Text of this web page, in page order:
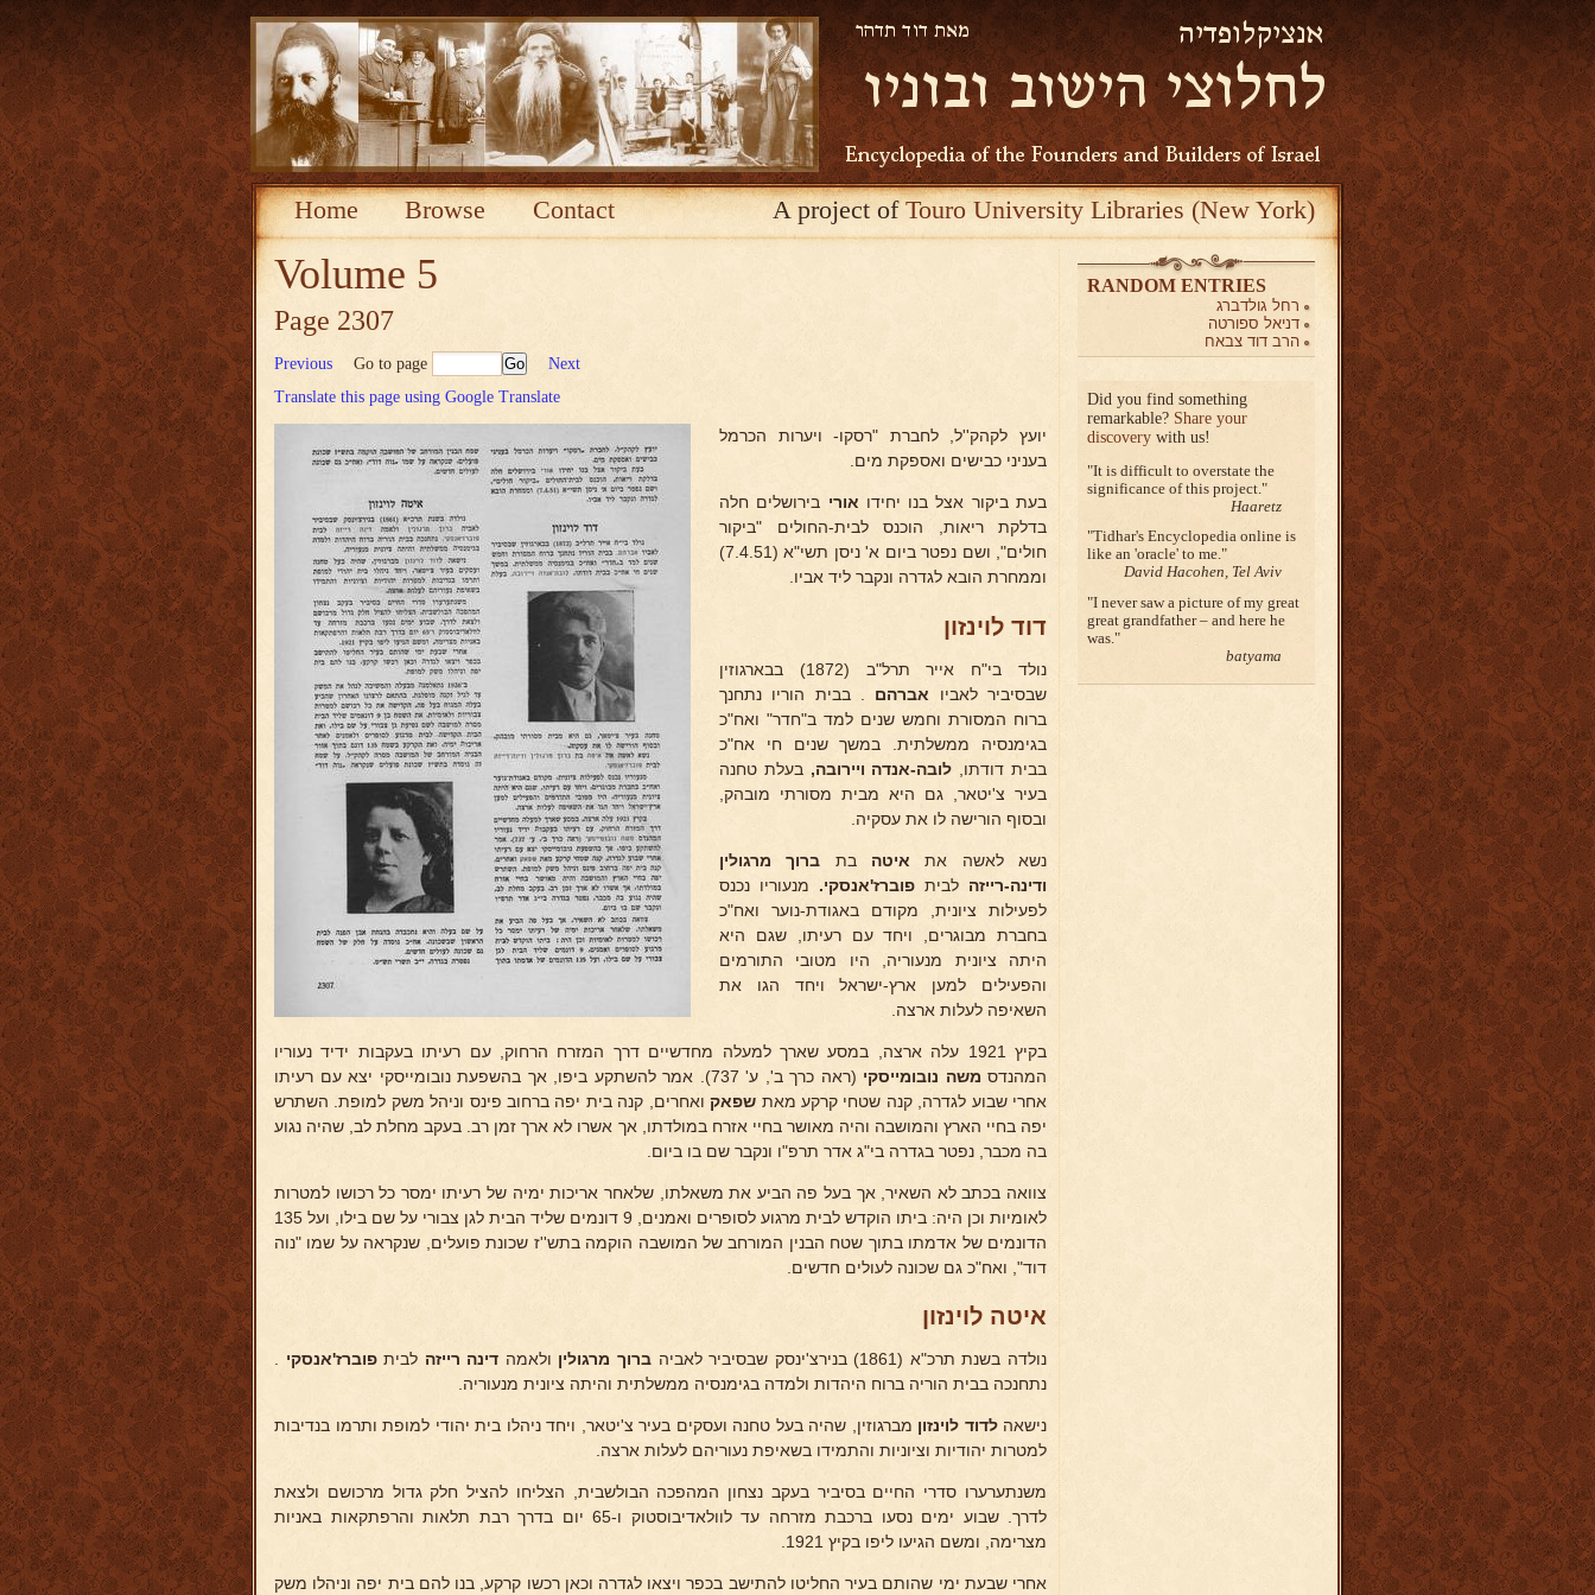
Home Browse Contact A project ofTouro University Libraries (New York)
Volume 5
Page 2307
Previous Go to page
Next
Translate this page using Google Translate
יועץ לקהק''ל, לחברת "רסקו- ויערות הכרמל
בעניני כבישים ואספקת מים.
בעת ביקור אצל בנו יחידו אורי בירושלים חלה
בדלקת ריאות, הוכנס לבית-החולים "ביקור
חולים", ושם נפטר ביום א' ניסן תשי"א (7.4.51)
וממחרת הובא לגדרה ונקבר ליד אביו.
דוד לוינזון
נולד בי"ח אייר תרל"ב (1872) בבארגוזין
שבסיביר לאביו אברהם . בבית הוריו נתחנך
ברוח המסורת וחמש שנים למד ב"חדר" ואח"כ
בגימנסיה ממשלתית. במשך שנים חי אח"כ
בבית דודתו, לובה-אנדה ויירובה, בעלת טחנה
בעיר צ'יטאר, גם היא מבית מסורתי מובהק,
ובסוף הורישה לו את עסקיה.
נשא לאשה אתאיטה בת ברוך מרגולין
ודינה-רייזה לבית פוברז'אנסקי. מנעוריו נכנס
לפעילות ציונית, מקודם באגודת-נוער ואח"כ
בחברת מבוגרים, ויחד עם רעיתו, שגם היא
היתה ציונית מנעוריה, היו מטובי התורמים
והפעילים למען ארץ-ישראל ויחד הגו את
השאיפה לעלות ארצה.
בקיץ 1921 עלה ארצה, במסע שארך למעלה מחדשיים דרך המזרח הרחוק, עם רעיתו בעקבות ידיד נעוריו
המהנדס משה נובומייסקי
(ראה כרך ב', ע' 737). אמר להשתקע ביפו, אך בהשפעת נובומייסקי יצא עם רעיתו
אחרי שבוע לגדרה, קנה שטחי קרקע מאת שפאקואחרים, קנה בית יפה ברחוב פינס וניהל משק למופת. השתרש
יפה בחיי הארץ והמושבה והיה מאושר בחיי אזרח במולדתו, אך אשרו לא ארך זמן רב. בעקב מחלת לב, שהיה נגוע
בה מכבר, נפטר בגדרה בי"ג אדר תרפ"ו ונקבר שם בו ביום.
צוואה בכתב לא השאיר, אך בעל פה הביע את משאלתו, שלאחר אריכות ימיה של רעיתו ימסר כל רכושו למטרות
לאומיות וכן היה: ביתו הוקדש לבית מרגוע לסופרים ואמנים, 9 דונמים שליד הבית לגן צבורי על שם בילו, ועל 135
הדונמים של אדמתו בתוך שטח הבנין המורחב של המושבה הוקמה בתש''ז שכונת פועלים, שנקראה על שמו "נוה
דוד", ואח"כ גם שכונה לעולים חדשים.
איטה לוינזון
נולדה בשנת תרכ"א (1861) בנירצ'ינסק שבסיביר לאביה ברוך מרגולין ולאמה דינה רייזה לביתפוברז'אנסקי
נתחנכה בבית הוריה ברוח היהדות ולמדה בגימנסיה ממשלתית והיתה ציונית מנעוריה.
נישאהלדוד לוינזון מברגוזין, שהיה בעל טחנה ועסקים בעיר צ'יטאר, ויחד ניהלו בית יהודי למופת ותרמו בנדיבות
למטרות יהודיות וציוניות והתמידו בשאיפת נעוריהם לעלות ארצה.
משנתערערו סדרי החיים בסיביר בעקב נצחון המהפכה הבולשבית, הצליחו להציל חלק גדול מרכושם ולצאת
לדרך. שבוע ימים נסעו ברכבת מזרחה עד לוולאדיבוסטוק ו-65 יום בדרך רבת תלאות והרפתקאות באניות
מצרימה, ומשם הגיעו ליפו בקיץ 1921.
אחרי שבעת ימי שהותם בעיר החליטו להתישב בכפר ויצאו לגדרה וכאן רכשו קרקע, בנו להם בית יפה וניהלו משק
RANDOM ENTRIES
רחל גולדברג
דניאל ספורטה
הרב דוד צבאח
Did you find something
remarkable? Share your
discovery with us!
It is difficult to overstate the
significance of this project.
Haaretz
Tidhar's Encyclopedia online is
like an 'oracle' to me.
David Hacohen, Tel Aviv
I never saw a picture of my great
great grandfather – and here he
was.
batyama